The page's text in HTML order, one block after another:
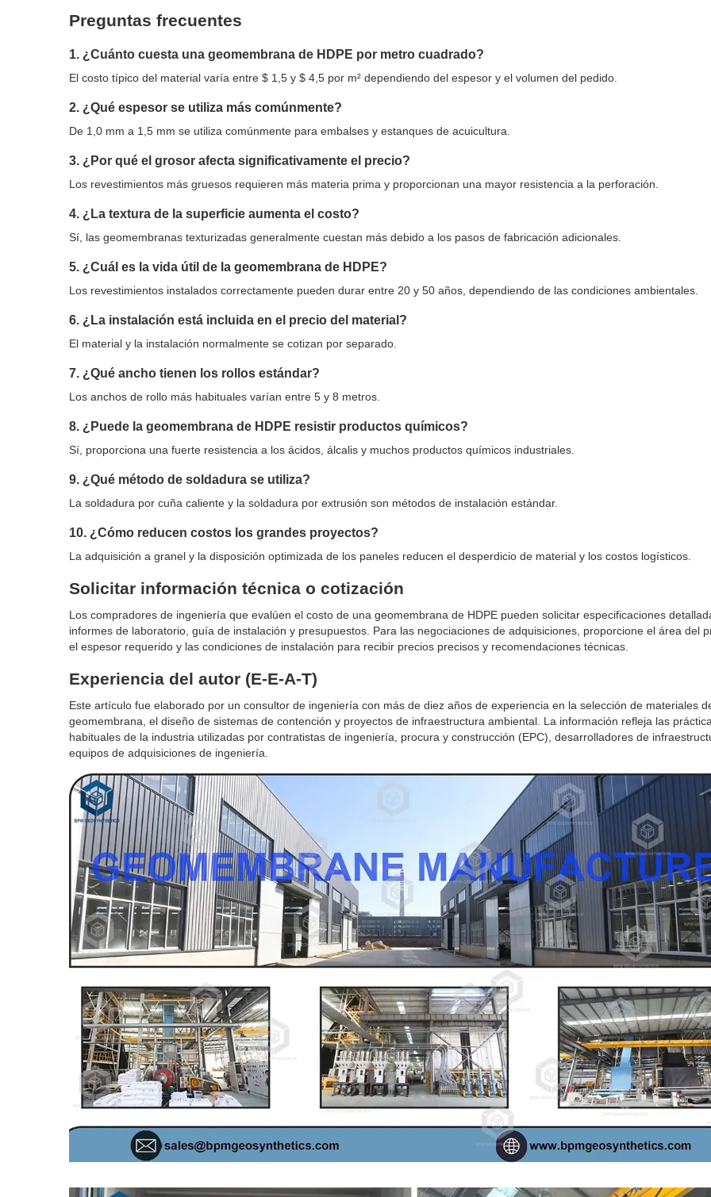
Preguntas frecuentes
1. ¿Cuánto cuesta una geomembrana de HDPE por metro cuadrado?
El costo típico del material varía entre $ 1,5 y $ 4,5 por m² dependiendo del espesor y el volumen del pedido.
2. ¿Qué espesor se utiliza más comúnmente?
De 1,0 mm a 1,5 mm se utiliza comúnmente para embalses y estanques de acuicultura.
3. ¿Por qué el grosor afecta significativamente el precio?
Los revestimientos más gruesos requieren más materia prima y proporcionan una mayor resistencia a la perforación.
4. ¿La textura de la superficie aumenta el costo?
Sí, las geomembranas texturizadas generalmente cuestan más debido a los pasos de fabricación adicionales.
5. ¿Cuál es la vida útil de la geomembrana de HDPE?
Los revestimientos instalados correctamente pueden durar entre 20 y 50 años, dependiendo de las condiciones ambientales.
6. ¿La instalación está incluida en el precio del material?
El material y la instalación normalmente se cotizan por separado.
7. ¿Qué ancho tienen los rollos estándar?
Los anchos de rollo más habituales varían entre 5 y 8 metros.
8. ¿Puede la geomembrana de HDPE resistir productos químicos?
Sí, proporciona una fuerte resistencia a los ácidos, álcalis y muchos productos químicos industriales.
9. ¿Qué método de soldadura se utiliza?
La soldadura por cuña caliente y la soldadura por extrusión son métodos de instalación estándar.
10. ¿Cómo reducen costos los grandes proyectos?
La adquisición a granel y la disposición optimizada de los paneles reducen el desperdicio de material y los costos logísticos.
Solicitar información técnica o cotización
Los compradores de ingeniería que evalúen el costo de una geomembrana de HDPE pueden solicitar especificaciones
informes de laboratorio, guía de instalación y presupuestos. Para las negociaciones de adquisiciones, proporcione el área del
el espesor requerido y las condiciones de instalación para recibir precios precisos y recomendaciones técnicas.
Experiencia del autor (E-E-A-T)
Este artículo fue elaborado por un consultor de ingeniería con más de diez años de experiencia en la selección de materiales
geomembrana, el diseño de sistemas de contención y proyectos de infraestructura ambiental. La información refleja las
habituales de la industria utilizadas por contratistas de ingeniería, procura y construcción (EPC), desarrolladores de
equipos de adquisiciones de ingeniería.